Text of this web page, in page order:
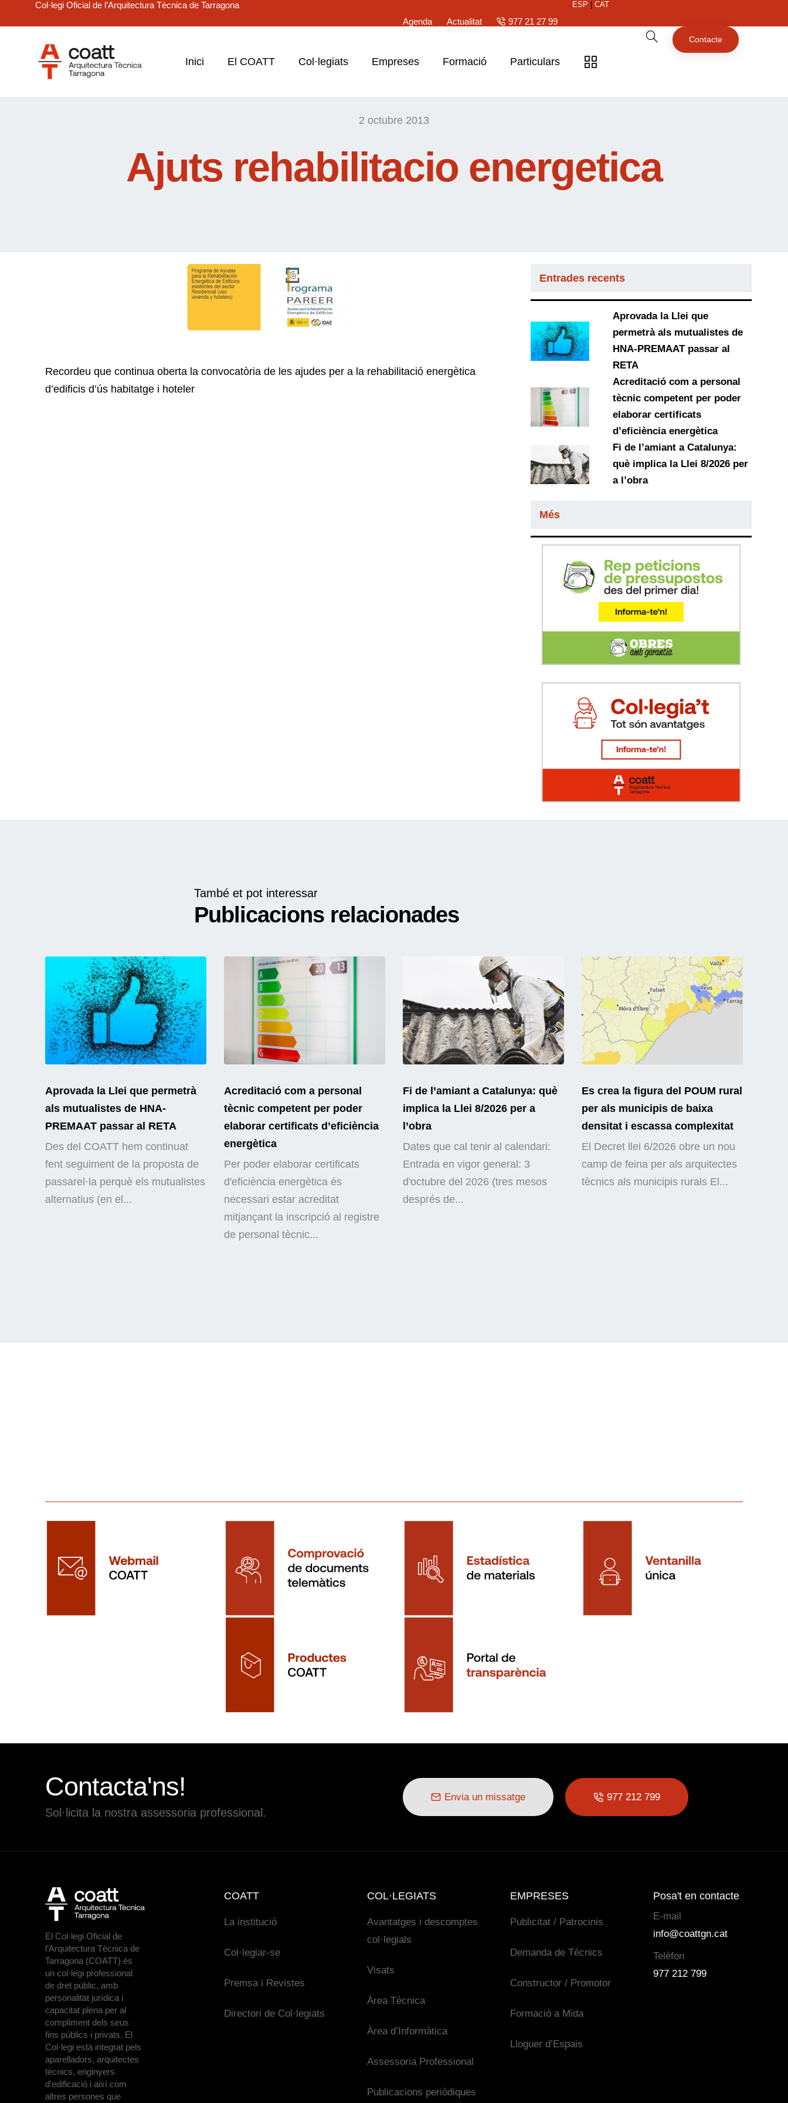
Col·legi Oficial de l’Arquitectura Tècnica de Tarragona
Agenda
Actualitat 977 21 27 99
ESP CAT
Inici El COATT Col·legiats Empreses Formació Particulars
Contacte
2 octubre 2013
Ajuts rehabilitacio energetica
Recordeu que continua oberta la convocatòria de les ajudes per a la rehabilitació energètica
d’edificis d’ús habitatge i hoteler
Entrades recents
Aprovada la Llei que
permetrà als mutualistes de
HNA-PREMAAT passar al
RETA
Acreditació com a personal
tècnic competent per poder
elaborar certificats
d’eficiència energètica
Fi de l’amiant a Catalunya:
què implica la Llei 8/2026 per
a l’obra
Més
També et pot interessar
Publicacions relacionades
Aprovada la Llei que permetrà
als mutualistes de HNA-
PREMAAT passar al RETA
Des del COATT hem continuat
fent seguiment de la proposta de
passarel·la perquè els mutualistes
alternatius (en el...
Acreditació com a personal
tècnic competent per poder
elaborar certificats d’eficiència
energètica
Per poder elaborar certificats
d'eficiència energètica és
necessari estar acreditat
mitjançant la inscripció al registre
de personal tècnic...
Fi de l’amiant a Catalunya: què
implica la Llei 8/2026 per a
l’obra
Dates que cal tenir al calendari:
Entrada en vigor general: 3
d'octubre del 2026 (tres mesos
després de...
Es crea la figura del POUM rural
per als municipis de baixa
densitat i escassa complexitat
El Decret llei 6/2026 obre un nou
camp de feina per als arquitectes
tècnics als municipis rurals El...
Contacta'ns!
Sol·licita la nostra assessoria professional.
Envia un missatge 977 212 799
El Col·legi Oficial de
l’Arquitectura Tècnica de
Tarragona (COATT) és
un col·legi professional
de dret públic, amb
personalitat jurídica i
capacitat plena per al
compliment dels seus
fins públics i privats. El
Col·legi està integrat pels
aparelladors, arquitectes
tècnics, enginyers
d'edificació i així com
altres persones que
COATT
La institució
Col·legiar-se
Premsa i Revistes
Directori de Col·legiats
COL·LEGIATS
Avantatges i descomptes
col·legials
Visats
Àrea Tècnica
Àrea d’Informàtica
Assessoria Professional
Publicacions periòdiques
EMPRESES
Publicitat / Patrocinis
Demanda de Tècnics
Constructor / Promotor
Formació a Mida
Lloguer d’Espais
Posa't en contacte
E-mail
info@coattgn.cat
Telèfon
977 212 799